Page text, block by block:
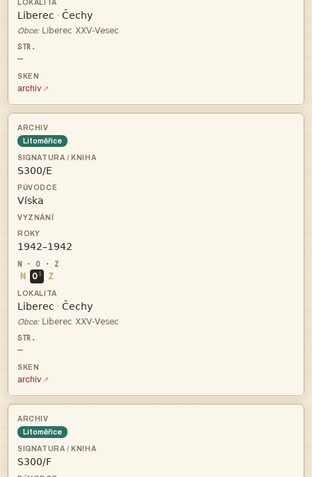
 · 
Obce: 
—
archiv
Litoměřice



N O i Z
 · 
Obce: 
—
archiv
Litoměřice
